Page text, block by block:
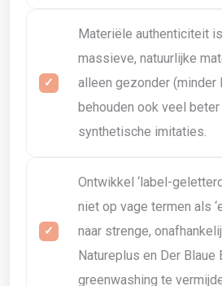
Materiële authenticiteit
massieve, natuurlijke
alleen gezonder (minder
behouden ook veel beter
synthetische imitaties.
Ontwikkel ‘label-
niet op vage termen als
naar strenge,
Natureplus en Der Blaue
greenwashing te